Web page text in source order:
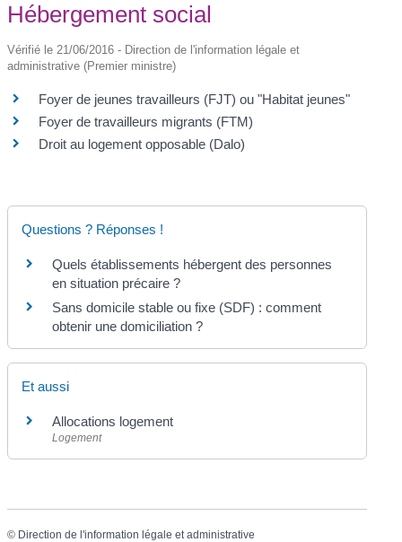
Hébergement social
Vérifié le 21/06/2016 - Direction de l'information légale et
administrative (Premier ministre)
Foyer de jeunes travailleurs (FJT) ou "Habitat jeunes"
Foyer de travailleurs migrants (FTM)
Droit au logement opposable (Dalo)
Questions ? Réponses !
Quels établissements hébergent des personnes
en situation précaire ?
Sans domicile stable ou fixe (SDF) : comment
obtenir une domiciliation ?
Et aussi
Allocations logement
Logement
© Direction de l'information légale et administrative